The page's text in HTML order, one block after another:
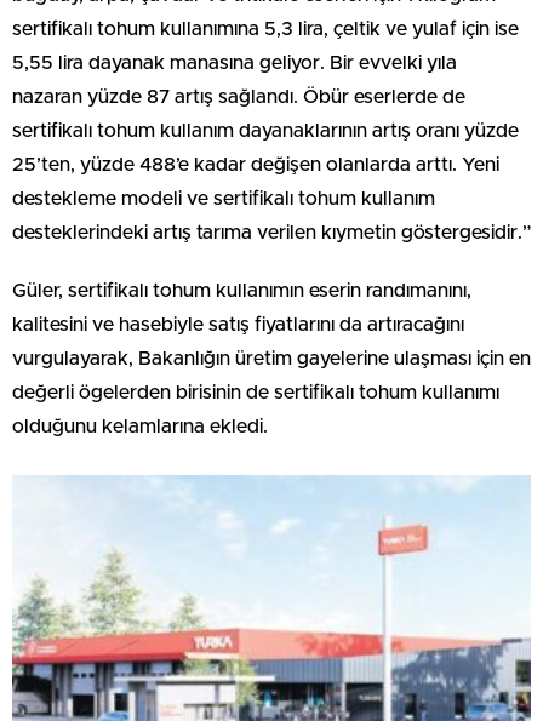
sertifikalı tohum kullanımına 5,3 lira, çeltik ve yulaf için ise
5,55 lira dayanak manasına geliyor. Bir evvelki yıla
nazaran yüzde 87 artış sağlandı. Öbür eserlerde de
sertifikalı tohum kullanım dayanaklarının artış oranı yüzde
25’ten, yüzde 488’e kadar değişen olanlarda arttı. Yeni
destekleme modeli ve sertifikalı tohum kullanım
desteklerindeki artış tarıma verilen kıymetin göstergesidir.”
Güler, sertifikalı tohum kullanımın eserin randımanını,
kalitesini ve hasebiyle satış fiyatlarını da artıracağını
vurgulayarak, Bakanlığın üretim gayelerine ulaşması için en
değerli ögelerden birisinin de sertifikalı tohum kullanımı
olduğunu kelamlarına ekledi.